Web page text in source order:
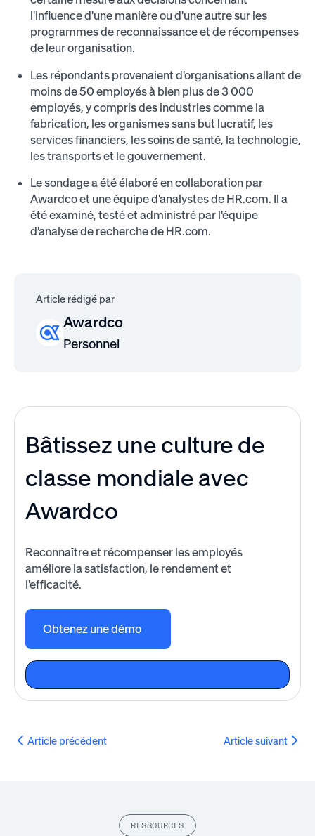
l'influence d'une manière ou d'une autre sur les
programmes de reconnaissance et de récompenses
de leur organisation.
Les répondants provenaient d'organisations allant de
moins de 50 employés à bien plus de 3 000
employés, y compris des industries comme la
fabrication, les organismes sans but lucratif, les
services financiers, les soins de santé, la technologie,
les transports et le gouvernement.
Le sondage a été élaboré en collaboration par
Awardco et une équipe d'analystes de HR.com. Il a
été examiné, testé et administré par l'équipe
d'analyse de recherche de HR.com.
Article rédigé par
Awardco
Personnel
Bâtissez une culture de
classe mondiale avec
Awardco
Reconnaître et récompenser les employés
améliore la satisfaction, le rendement et
l'efficacité.
Obtenez une démo
Article précédent Article suivant
RESSOURCES